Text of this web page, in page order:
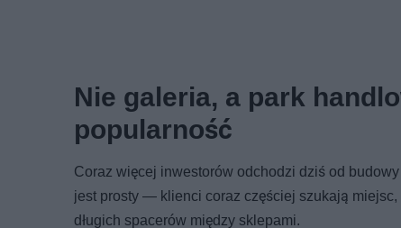
Nie galeria, a park
popularność
Coraz więcej inwestorów odchodzi dziś od
jest prosty — klienci coraz częściej szukają
długich spacerów między sklepami.